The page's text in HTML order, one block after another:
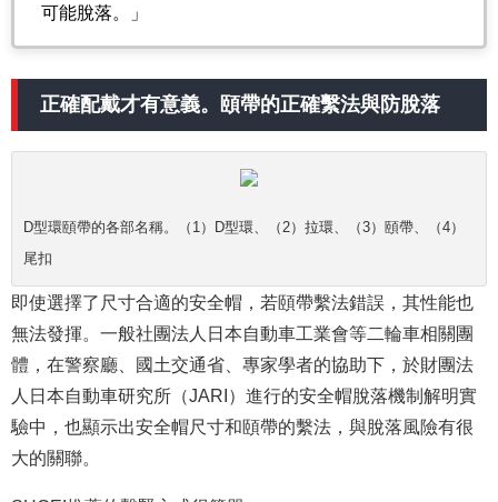
可能脫落。」
正確配戴才有意義。頤帶的正確繫法與防脫落
D型環頤帶的各部名稱。（1）D型環、（2）拉環、（3）頤帶、（4）
尾扣
即使選擇了尺寸合適的安全帽，若頤帶繫法錯誤，其性能也
無法發揮。一般社團法人日本自動車工業會等二輪車相關團
體，在警察廳、國土交通省、專家學者的協助下，於財團法
人日本自動車研究所（JARI）進行的安全帽脫落機制解明實
驗中，也顯示出安全帽尺寸和頤帶的繫法，與脫落風險有很
大的關聯。